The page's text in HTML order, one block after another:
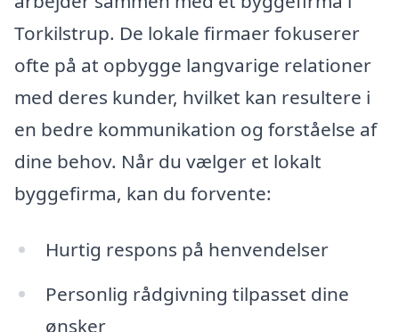
Torkilstrup. De lokale firmaer fokuserer
ofte på at opbygge langvarige relationer
med deres kunder, hvilket kan resultere i
en bedre kommunikation og forståelse af
dine behov. Når du vælger et lokalt
byggefirma, kan du forvente:
Hurtig respons på henvendelser
Personlig rådgivning tilpasset dine
ønsker